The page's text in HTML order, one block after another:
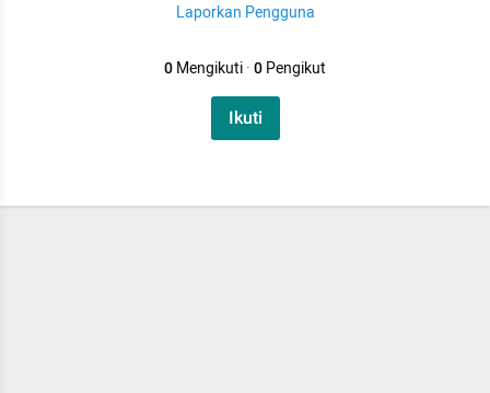
Laporkan Pengguna
0Mengikuti·0Pengikut
Ikuti